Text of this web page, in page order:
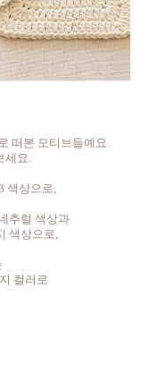
떠본 모티브들예요.
세요.
색상으로,
추럴 색상과
색상으로,
컬러로